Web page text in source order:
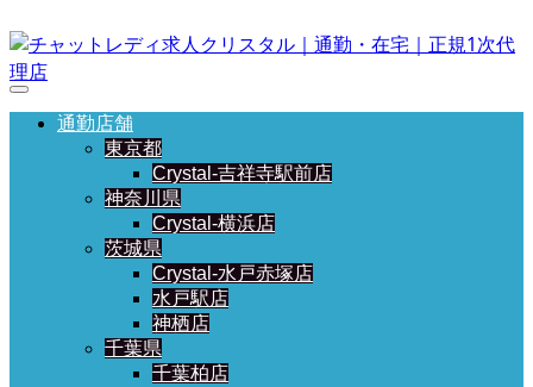
通勤店舗
東京都
Crystal-吉祥寺駅前店
神奈川県
Crystal-横浜店
茨城県
Crystal-水戸赤塚店
水戸駅店
神栖店
千葉県
千葉柏店